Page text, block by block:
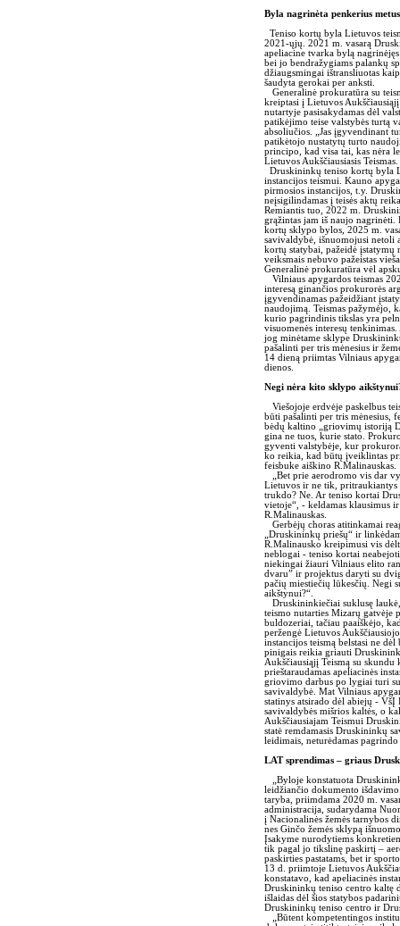
Byla nagrinėta penkerius metus
Teniso kortų byla Lietuvos
2021-ųjų. 2021 m. vasarą
apeliacine tvarka bylą
bei jo bendražygiams palankų
džiaugsmingai ištransliuotas
šaudyta gerokai per anksti.
Generalinė prokuratūra su
kreiptasi į Lietuvos
nutartyje pasisakydamas dėl
patikėjimo teise valstybės turtą
absoliučios. „Jas įgyvendinant
patikėtojo nustatytų turto
principo, kad visa tai, kas nėra
Lietuvos Aukščiausiasis Teismas.
Druskininkų teniso kortų byla
instancijos teismui. Kauno
pirmosios instancijos, t.y.
neįsigilindamas į teisės aktų
Remiantis tuo, 2022 m.
grąžintas jam iš naujo nagrinėti.
kortų sklypo bylos, 2025 m.
savivaldybė, išnuomojusi netoli
kortų statybai, pažeidė įstatymų
veiksmais nebuvo pažeistas
Generalinė prokuratūra vėl
Vilniaus apygardos teismas
interesą ginančios prokurorės
įgyvendinamas pažeidžiant
naudojimą. Teismas pažymėjo,
kurio pagrindinis tikslas yra
visuomenės interesų
jog minėtame sklype
pašalinti per tris mėnesius ir
14 dieną priimtas Vilniaus
dienos.
Negi nėra kito sklypo
Viešojoje erdvėje paskelbus
būti pašalinti per tris mėnesius,
bėdų kaltino „griovimų istoriją
gina ne tuos, kurie stato.
gyventi valstybėje, kur
ko reikia, kad būtų įveiklintas
feisbuke aiškino R.Malinauskas.
„Bet prie aerodromo vis dar
Lietuvos ir ne tik,
trukdo? Ne. Ar teniso kortai
vietoje“, - keldamas klausimus
R.Malinauskas.
Gerbėjų choras atitinkamai
„Druskininkų priešų“ ir
R.Malinausko kreipimusi vis
neblogai - teniso kortai
niekingai žiauri Vilniaus elito
dvaru” ir projektus daryti su
pačių miestiečių lūkesčių. Negi
aikštynui?“.
Druskininkiečiai suklusę
teismo nutarties Mizarų gatvėje
buldozeriai, tačiau paaiškėjo,
peržengė Lietuvos
instancijos teismą belstasi ne
pinigais reikia griauti
Aukščiausiąjį Teismą su
prieštaraudamas apeliacinės
griovimo darbus po lygiai turi
savivaldybė. Mat Vilniaus
statinys atsirado dėl abiejų -
savivaldybės mišrios kaltės, o
Aukščiausiajam Teismui
statė remdamasis Druskininkų
leidimais, neturėdamas
LAT sprendimas – griaus
„Byloje konstatuota
leidžiančio dokumento
taryba, priimdama 2020 m.
administracija, sudarydama
į Nacionalinės žemės tarnybos
nes Ginčo žemės sklypą
Įsakyme nurodytiems
tik pagal jo tikslinę paskirtį –
paskirties pastatams, bet ir
13 d. priimtoje Lietuvos
konstatavo, kad apeliacinės
Druskininkų teniso centro kaltę
išlaidas dėl šios statybos
Druskininkų teniso centro ir
„Būtent kompetentingos